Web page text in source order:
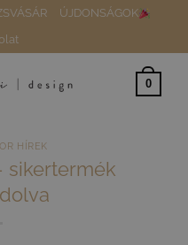
ÚJDONSÁGOK
0
HÍREK
sikertermék